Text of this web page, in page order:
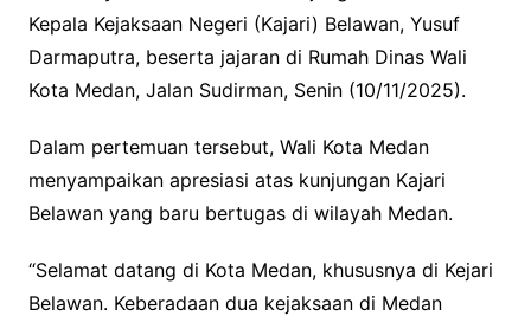
Kepala Kejaksaan Negeri (Kajari) Belawan, Yusuf
Darmaputra, beserta jajaran di Rumah Dinas Wali
Kota Medan, Jalan Sudirman, Senin (10/11/2025).
Dalam pertemuan tersebut, Wali Kota Medan
menyampaikan apresiasi atas kunjungan Kajari
Belawan yang baru bertugas di wilayah Medan.
“Selamat datang di Kota Medan, khususnya di Kejari
Belawan. Keberadaan dua kejaksaan di Medan